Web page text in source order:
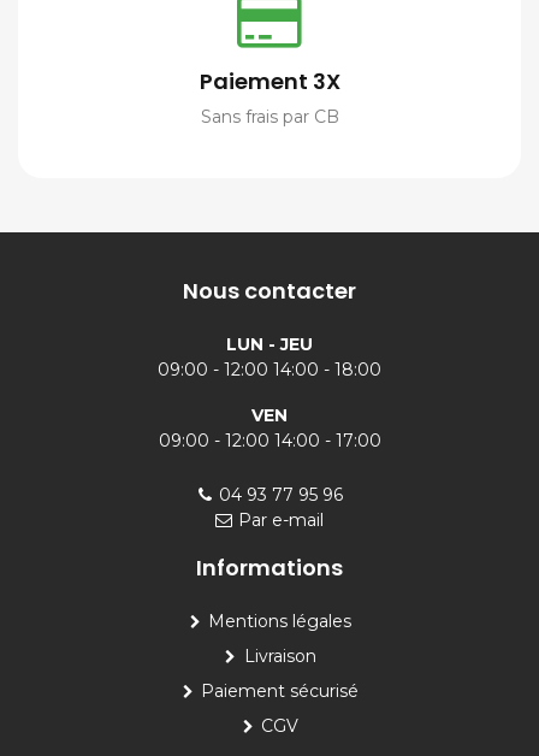
Paiement 3X
Sans frais par CB
Nous contacter
LUN - JEU
09:00 - 12:00 14:00 - 18:00
VEN
09:00 - 12:00 14:00 - 17:00
04 93 77 95 96
Par e-mail
Informations
Mentions légales
Livraison
Paiement sécurisé
CGV